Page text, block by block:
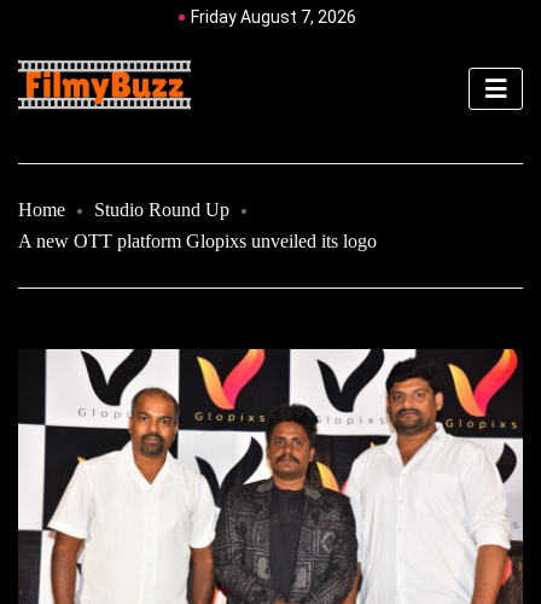
Friday August 7, 2026
Home
Studio Round Up
A new OTT platform Glopixs unveiled its logo